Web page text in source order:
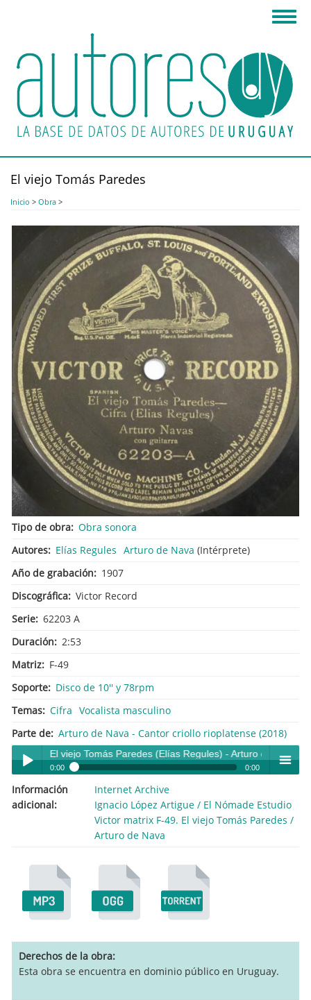
principal
El viejo Tomás Paredes
Inicio > Obra >
Tipo de obra Obra sonora
Autores
Elías Regules Arturo de Nava (Intérprete)
Año de grabación
1907
Discográfica Victor Record
Serie 62203 A
Duración
2:53
Matriz
F-49
Soporte
Disco de 10'' y 78rpm
Temas Cifra Vocalista masculino
Parte de Arturo de Nava - Cantor criollo rioplatense (2018)
Play /
pause
El viejo Tomás Paredes (Elías Regules) - Arturo de Nava
0:00 0:00
El viejo Tomás Paredes (Elías Regules) - Arturo de Nava
Información
adicional
Internet Archive
Ignacio López Artigue / El Nómade Estudio
Victor matrix F-49. El viejo Tomás Paredes /
Arturo de Nava
Derechos de la obra
Esta obra se encuentra en dominio público en Uruguay.